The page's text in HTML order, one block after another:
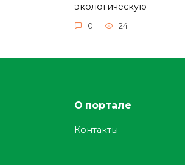
экологическую
0 24
О портале
Контакты